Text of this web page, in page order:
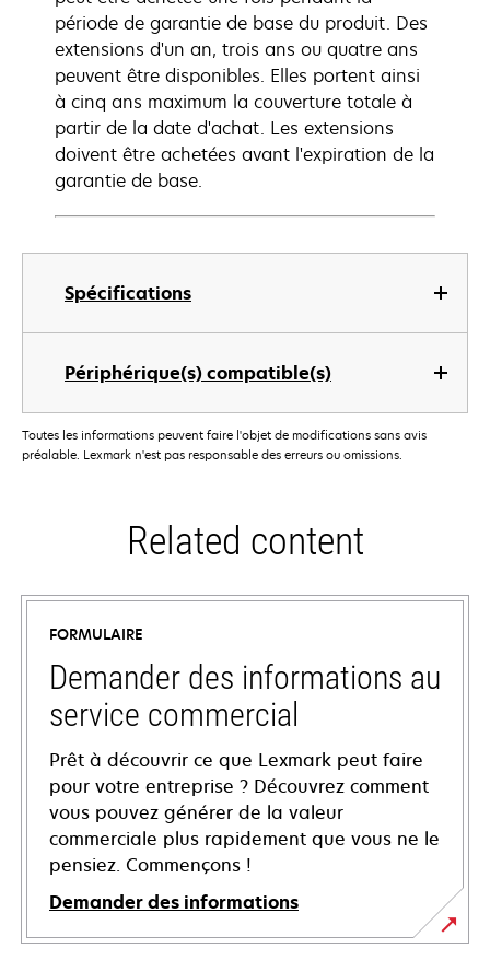
Spécifications
Périphérique(s) compatible(s)
période de garantie de base du produit. Des
extensions d'un an, trois ans ou quatre ans
peuvent être disponibles. Elles portent ainsi
à cinq ans maximum la couverture totale à
partir de la date d'achat. Les extensions
doivent être achetées avant l'expiration de la
garantie de base.
Toutes les informations peuvent faire l'objet de modifications sans avis
préalable. Lexmark n'est pas responsable des erreurs ou omissions.
Related content
FORMULAIRE
Demander des informations au
service commercial
Prêt à découvrir ce que Lexmark peut faire
pour votre entreprise ? Découvrez comment
vous pouvez générer de la valeur
commerciale plus rapidement que vous ne le
pensiez. Commençons !
Demander des informations